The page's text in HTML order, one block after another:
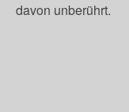
davon unberührt.